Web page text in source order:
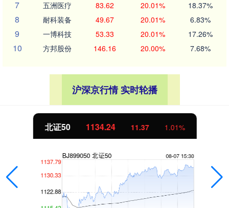
7 五洲医疗 83.62 20.01% 18.37%
8 耐科装备 49.67 20.01% 6.83%
9 一博科技 53.33 20.01% 17.26%
10 方邦股份 146.16 20.00% 7.68%
沪深京行情 实时轮播
北证50 1134.24 11.37 1.01%